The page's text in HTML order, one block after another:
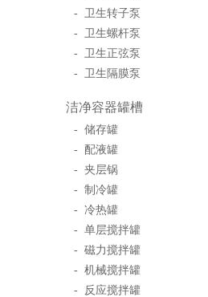
- 卫生转子泵
- 卫生螺杆泵
- 卫生正弦泵
- 卫生隔膜泵
洁净容器罐槽
- 储存罐
- 配液罐
- 夹层锅
- 制冷罐
- 冷热罐
- 单层搅拌罐
- 磁力搅拌罐
- 机械搅拌罐
- 反应搅拌罐